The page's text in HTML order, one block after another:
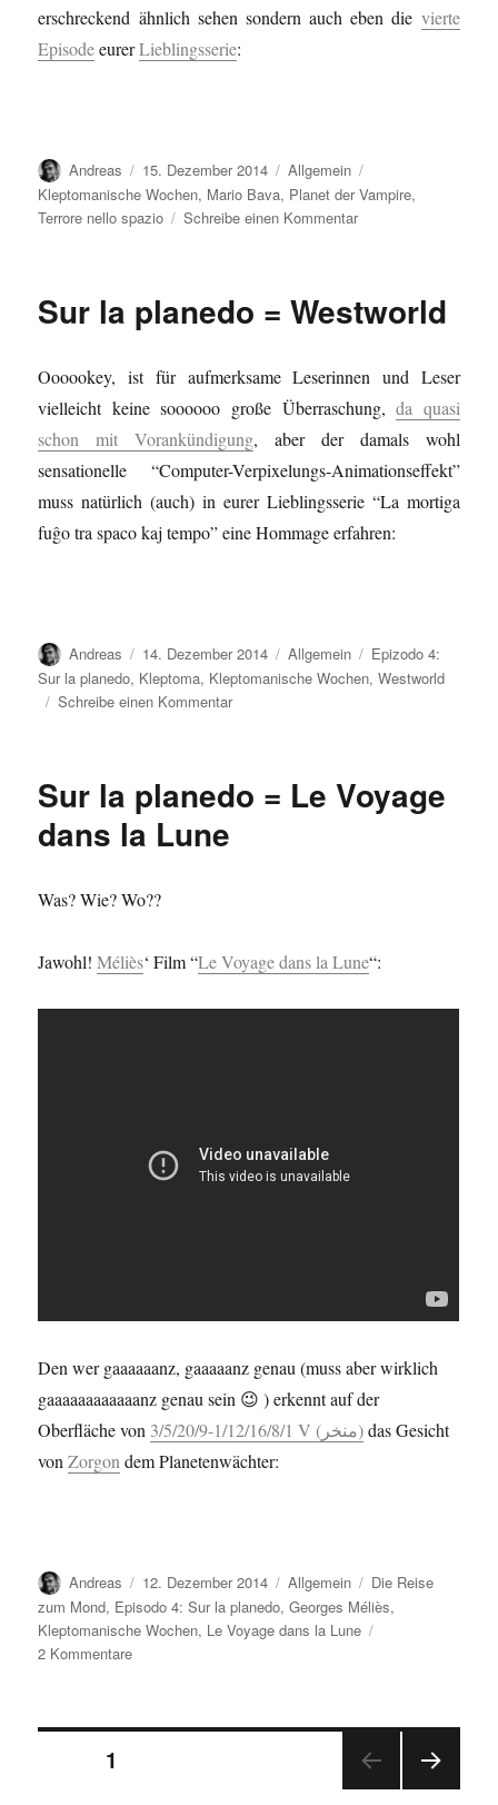
erschreckend ähnlich sehen sondern auch eben die vierte
EpisodeeurerLieblingsserie:
Autor
Andreas
Veröffentlicht
am
15. Dezember 2014 Kategorien
Allgemein
Kleptomanische Wochen, Mario Bava, Planet der Vampire,
Terrore nello spazio
Schreibe einen Kommentarzu
=
spazio
Sur la planedo = Westworld
Oooookey, ist für aufmerksame Leserinnen und Leser
vielleicht keine soooooo große Überraschung,da quasi
schon mit Vorankündigung, aber der damals wohl
sensationelle “Computer-Verpixelungs-Animationseffekt”
muss natürlich (auch) in eurer Lieblingsserie “La mortiga
fuĝo tra spaco kaj tempo” eine Hommage erfahren:
Autor
Andreas
Veröffentlicht
am
14. Dezember 2014 Kategorien
Allgemein Schlagwörter
Epizodo 4:
Sur la planedo, Kleptoma, Kleptomanische Wochen,Westworld
Schreibe einen Kommentarzu
=
Sur la planedo = Le Voyage
dans la Lune
Was? Wie? Wo??
Jawohl!Méliès‘ Film “Le Voyage dans la Lune“:
Den wer gaaaaaanz, gaaaaanz genau (muss aber wirklich
gaaaaaaaaaaaanz genau sein 😉 ) erkennt auf der
Oberfläche von
3/5/20/9-1/12/16/8/1 V (منخر)das Gesicht
vonZorgondem Planetenwächter:
Autor
Andreas
Veröffentlicht
am
12. Dezember 2014 Kategorien
Allgemein Schlagwörter
Die Reise
zum Mond, Episodo 4: Sur la planedo,Georges Méliès,
Kleptomanische Wochen, Le Voyage dans la Lune
2 Kommentarezu
planedo
Seitennummerierung
1